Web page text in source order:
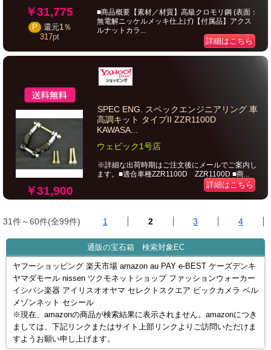
￥31,775
P 還元1％
317pt
■商品概要【素材／材質】高級クロモリ鋼 (表面：
無電解ニッケルメッキ仕上げ)【付属品】アクス
ルナットカラ...
詳細はこちら
￥31,900
SPEC ENG. スペックエンジニアリング 車
高調キット タイプII ZZR1100D
KAWASA...
ウェビック1号店
※詳細な出荷時期はご注文後にメールでご案内し
ます。■適合車種ZZR1100D ZZR1100D ■商...
詳細はこちら
31件～60件(全99件) 1 2 3 4
通販の宝石箱 検索対象EC
ヤフーショッピング 楽天市場 amazon au PAY e-BEST ケーズデンキ
ヤマダモール nissen ツクモネットショップ ファッションウォーカー
イシバシ楽器 アイリスオオヤマ セレクトスクエア ビックカメラ ベル
メゾンネット セシール
※現在、amazonの商品が検索結果に表示されません。amazonにつき
ましては、下記リンクまたはサイト上部リンクよりご訪問いただけま
すようお願い申し上げます。